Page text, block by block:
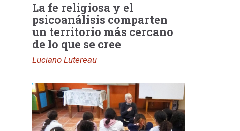
La fe religiosa y el
psicoanálisis comparten
un territorio más cercano
de lo que se cree
Luciano Lutereau